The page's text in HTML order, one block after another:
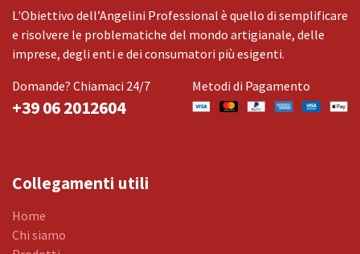
L'Obiettivo dell’Angelini Professional è quello di semplificare
e risolvere le problematiche del mondo artigianale, delle
imprese, degli enti e dei consumatori più esigenti.
Domande? Chiamaci 24/7
+39 06 2012604
Metodi di Pagamento
Collegamenti utili
Home
Chi siamo